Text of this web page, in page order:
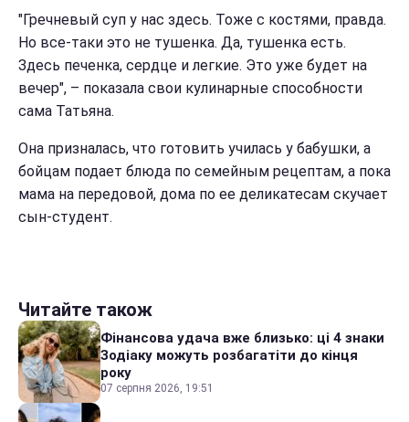
"Гречневый суп у нас здесь. Тоже с костями, правда.
Но все-таки это не тушенка. Да, тушенка есть.
Здесь печенка, сердце и легкие. Это уже будет на
вечер", – показала свои кулинарные способности
сама Татьяна.
Она призналась, что готовить училась у бабушки, а
бойцам подает блюда по семейным рецептам, а пока
мама на передовой, дома по ее деликатесам скучает
сын-студент.
Читайте також
Фінансова удача вже близько: ці 4 знаки
Зодіаку можуть розбагатіти до кінця
року
07 серпня 2026, 19:51